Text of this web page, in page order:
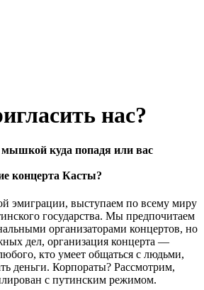
нас?
куда попадя или вас
концерта Касты?
эмиграции, выступаем по всему миру
государства. Мы предпочитаем
организаторами концертов, но
дел, организация концерта —
кто умеет общаться с людьми,
деньги. Корпораты? Рассмотрим,
с путинским режимом.